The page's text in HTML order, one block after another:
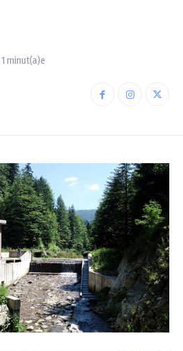
1 minut(a)e